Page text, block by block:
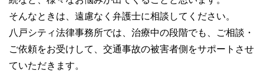
そんなときは、遠慮なく弁護士に相談してください。
八戸シティ法律事務所では、治療中の段階でも、ご相談・
ご依頼をお受けして、交通事故の被害者側をサポートさせ
ていただきます。